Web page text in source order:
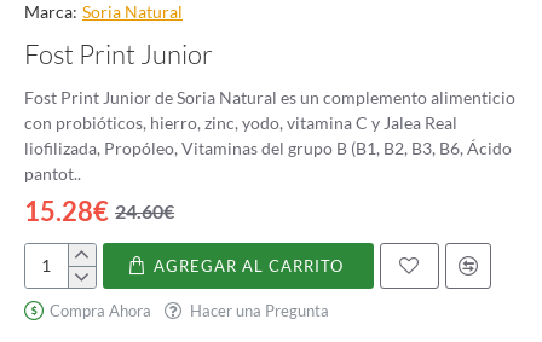
Marca: Soria Natural
Fost Print Junior
Fost Print Junior de Soria Natural es un complemento alimenticio
con probióticos, hierro, zinc, yodo, vitamina C y Jalea Real
liofilizada, Propóleo, Vitaminas del grupo B (B1, B2, B3, B6, Ácido
pantot..
15.28€ 24.60€
Fost
Print
Junior
AGREGAR AL CARRITO
Compra Ahora Hacer una Pregunta